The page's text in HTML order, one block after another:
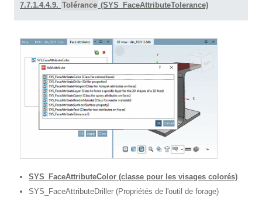
7.7.1.4.4.9. Tolérance (SYS_FaceAttributeTolerance)
SYS_FaceAttributeColor (classe pour les visages colorés)
SYS_FaceAttributeDriller (Propriétés de l'outil de forage)